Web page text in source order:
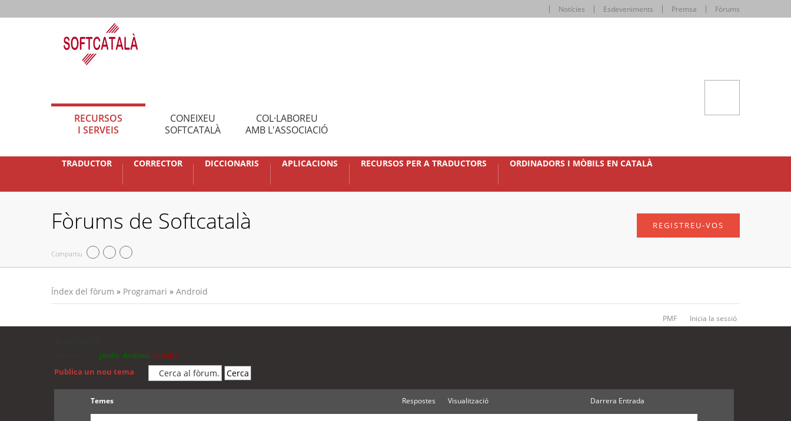
Notícies Esdeveniments Premsa Fòrums
RECURSOS
I SERVEIS
CONEIXEU
SOFTCATALÀ
COL·LABOREU
AMB L'ASSOCIACIÓ
TRADUCTOR CORRECTOR DICCIONARIS APLICACIONS RECURSOS PER A TRADUCTORS ORDINADORS I MÒBILS EN CATALÀ
Fòrums de Softcatalà
Compartiu
REGISTREU-VOS
Índex del fòrum » Programari » Android
PMF Inicia la sessió
jordis Andreu cubells
Publica un nou tema
Temes Respostes Visualització Darrera Entrada